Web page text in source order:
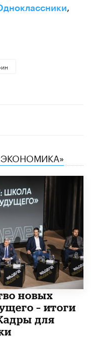
,
новых
– итоги
для